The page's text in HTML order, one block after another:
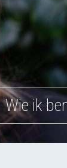
Wie ik